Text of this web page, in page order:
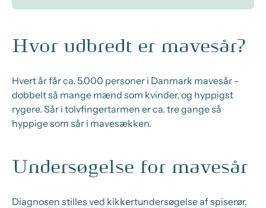
Hvor udbredt er mavesår?
Hvert år får ca. 5.000 personer i Danmark mavesår -
dobbelt så mange mænd som kvinder, og hyppigst
rygere. Sår i tolvfingertarmen er ca. tre gange så
hyppige som sår i mavesækken.
Undersøgelse for mavesår
Diagnosen stilles ved kikkertundersøgelse af spiserør,